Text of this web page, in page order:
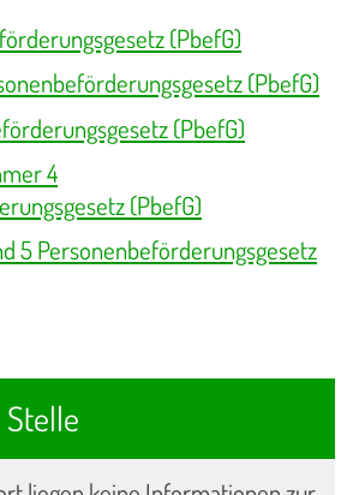
(PbefG)
(PbefG)
(PbefG)
4
(PbefG)
5 Personenbeförderungsgesetz
Stelle